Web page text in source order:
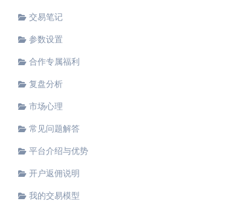
交易笔记
参数设置
合作专属福利
复盘分析
市场心理
常见问题解答
平台介绍与优势
开户返佣说明
我的交易模型